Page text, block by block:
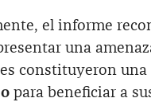
el informe
una
constituyeron
para beneficiar a